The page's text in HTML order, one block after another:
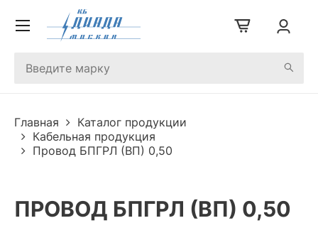
Главная
Каталог продукции
Кабельная продукция
Провод БПГРЛ (ВП) 0,50
ПРОВОД БПГРЛ (ВП) 0,50